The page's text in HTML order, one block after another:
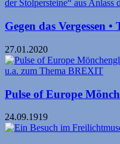
Gegen das Vergessen
27.01.2020
Pulse of Europe
24.09.1919